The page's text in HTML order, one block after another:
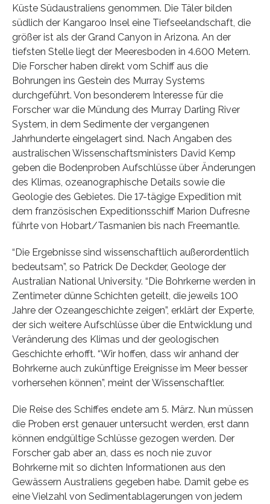
Küste Südaustraliens genommen. Die Täler bilden
südlich der Kangaroo Insel eine Tiefseelandschaft, die
größer ist als der Grand Canyon in Arizona. An der
tiefsten Stelle liegt der Meeresboden in 4.600 Metern.
Die Forscher haben direkt vom Schiff aus die
Bohrungen ins Gestein des Murray Systems
durchgeführt. Von besonderem Interesse für die
Forscher war die Mündung des Murray Darling River
System, in dem Sedimente der vergangenen
Jahrhunderte eingelagert sind. Nach Angaben des
australischen Wissenschaftsministers David Kemp
geben die Bodenproben Aufschlüsse über Änderungen
des Klimas, ozeanographische Details sowie die
Geologie des Gebietes. Die 17-tägige Expedition mit
dem französischen Expeditionsschiff Marion Dufresne
führte von Hobart/Tasmanien bis nach Freemantle.
“Die Ergebnisse sind wissenschaftlich außerordentlich
bedeutsam”, so Patrick De Deckder, Geologe der
Australian National University. “Die Bohrkerne werden in
Zentimeter dünne Schichten geteilt, die jeweils 100
Jahre der Ozeangeschichte zeigen”, erklärt der Experte,
der sich weitere Aufschlüsse über die Entwicklung und
Veränderung des Klimas und der geologischen
Geschichte erhofft. “Wir hoffen, dass wir anhand der
Bohrkerne auch zukünftige Ereignisse im Meer besser
vorhersehen können”, meint der Wissenschaftler.
Die Reise des Schiffes endete am 5. März. Nun müssen
die Proben erst genauer untersucht werden, erst dann
können endgültige Schlüsse gezogen werden. Der
Forscher gab aber an, dass es noch nie zuvor
Bohrkerne mit so dichten Informationen aus den
Gewässern Australiens gegeben habe. Damit gebe es
eine Vielzahl von Sedimentablagerungen von jedem